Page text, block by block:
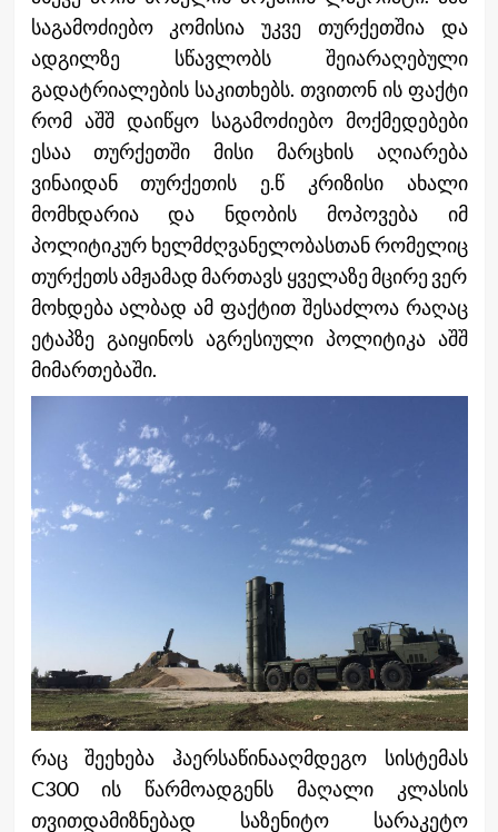
საგამოძიებო კომისია უკვე თურქეთშია და
ადგილზე სწავლობს შეიარაღებული
გადატრიალების საკითხებს. თვითონ ის ფაქტი
რომ აშშ დაიწყო საგამოძიებო მოქმედებები
ესაა თურქეთში მისი მარცხის აღიარება
ვინაიდან თურქეთის ე.წ კრიზისი ახალი
მომხდარია და ნდობის მოპოვება იმ
პოლიტიკურ ხელმძღვანელობასთან რომელიც
თურქეთს ამჟამად მართავს ყველაზე მცირე ვერ
მოხდება ალბად ამ ფაქტით შესაძლოა რაღაც
ეტაპზე გაიყინოს აგრესიული პოლიტიკა აშშ
მიმართებაში.
რაც შეეხება ჰაერსაწინააღმდეგო სისტემას
C300 ის წარმოადგენს მაღალი კლასის
თვითდამიზნებად საზენიტო სარაკეტო